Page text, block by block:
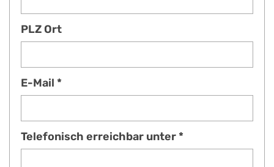
PLZ Ort
E-Mail *
Telefonisch erreichbar unter *